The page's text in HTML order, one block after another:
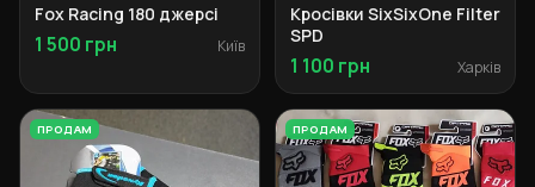
Fox Racing 180 джерсі
1 500 грн Київ
Кросівки SixSixOne Filter
SPD
1 100 грн Харків
ПРОДАМ ПРОДАМ